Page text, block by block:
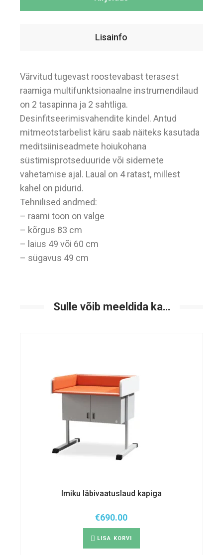
Lisainfo
Värvitud tugevast roostevabast terasest
raamiga multifunktsionaalne instrumendilaud
on 2 tasapinna ja 2 sahtliga.
Desinfitseerimisvahendite kindel. Antud
mitmeotstarbelist käru saab näiteks kasutada
meditsiiniseadmete hoiukohana
süstimisprotseduuride või sidemete
vahetamise ajal. Laual on 4 ratast, millest
kahel on pidurid.
Tehnilised andmed:
– raami toon on valge
– kõrgus 83 cm
– laius 49 või 60 cm
– sügavus 49 cm
Sulle võib meeldida ka…
Imiku läbivaatuslaud kapiga
€690.00
LISA KORVI